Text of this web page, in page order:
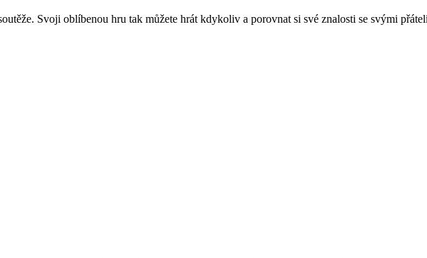
Svoji oblíbenou hru tak můžete hrát kdykoliv a porovnat si své znalosti se svými